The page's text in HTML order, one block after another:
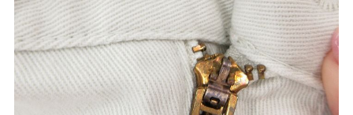
スタッフコーディネート
ご利用案内
レビュー1万件突破